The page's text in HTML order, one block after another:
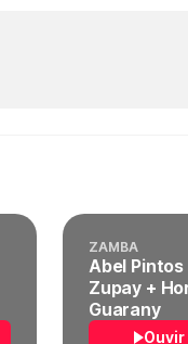
ZAMBA
Abel
Zupay +
Guarany